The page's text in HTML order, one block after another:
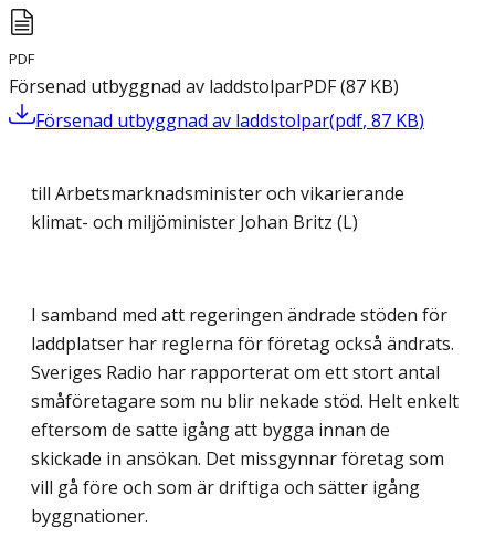
PDF
Försenad utbyggnad av laddstolparPDF(87 KB)
Försenad utbyggnad av laddstolpar(pdf, 87 KB)
till Arbetsmarknadsminister och vikarierande
klimat- och miljöminister Johan Britz (L)
I samband med att regeringen ändrade stöden för
laddplatser har reglerna för företag också ändrats.
Sveriges Radio har rapporterat om ett stort antal
småföretagare som nu blir nekade stöd. Helt enkelt
eftersom de satte igång att bygga innan de
skickade in ansökan. Det missgynnar företag som
vill gå före och som är driftiga och sätter igång
byggnationer.